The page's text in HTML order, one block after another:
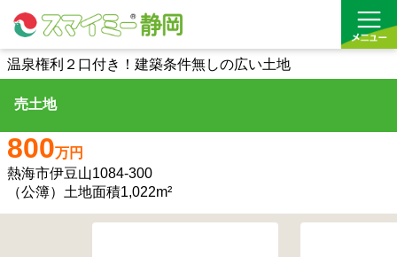
借りる
買う
お気に入り
温泉権利２口付き！建築条件無しの広い土地
売土地
800万円
熱海市伊豆山1084-300
（公簿）土地面積1,022m²